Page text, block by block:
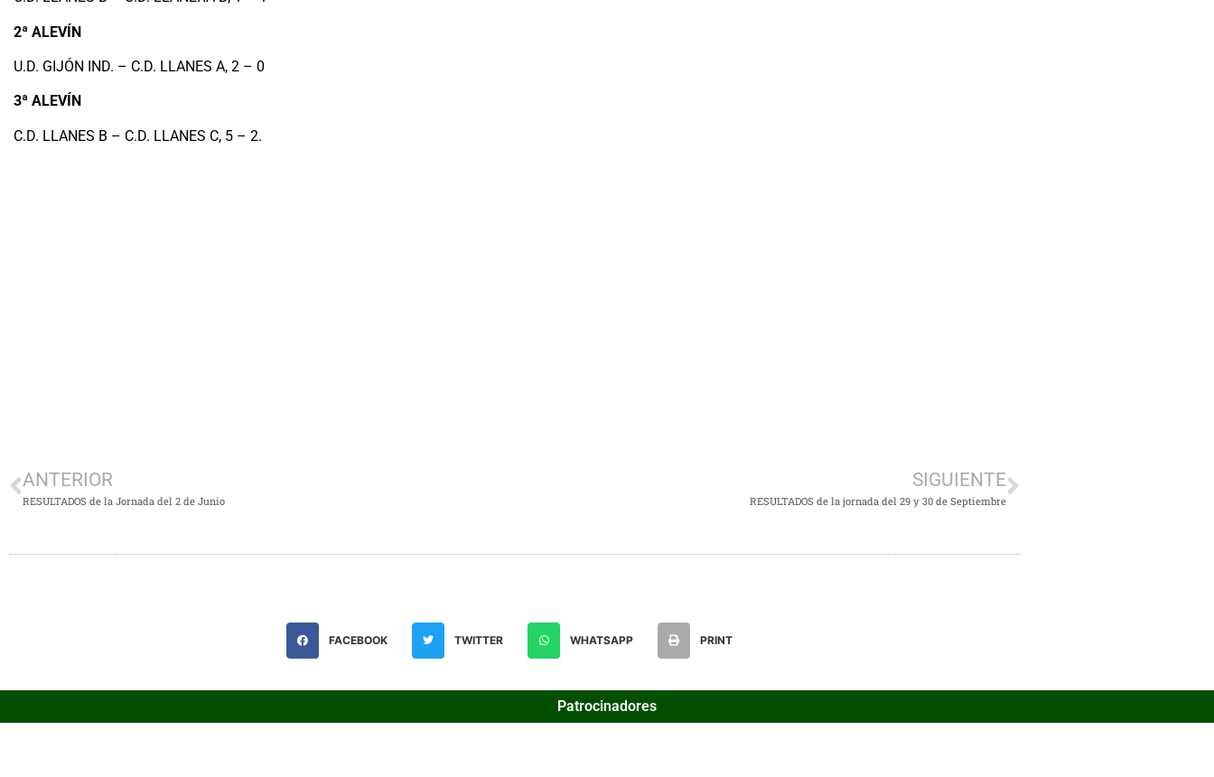
2ª ALEVÍN
U.D. GIJÓN IND. – C.D. LLANES A, 2 – 0
3ª ALEVÍN
C.D. LLANES B – C.D. LLANES C, 5 – 2.
ANTERIOR
RESULTADOS de la Jornada del 2 de Junio
SIGUIENTE
RESULTADOS de la jornada del 29 y 30 de Septiembre
FACEBOOK TWITTER WHATSAPP PRINT
Patrocinadores